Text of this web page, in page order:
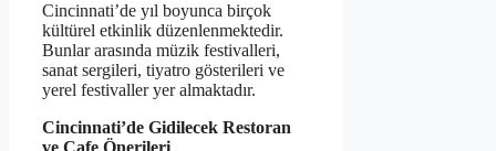
Cincinnati’de yıl boyunca birçok
kültürel etkinlik düzenlenmektedir.
Bunlar arasında müzik festivalleri,
sanat sergileri, tiyatro gösterileri ve
yerel festivaller yer almaktadır.
Cincinnati’de Gidilecek Restoran